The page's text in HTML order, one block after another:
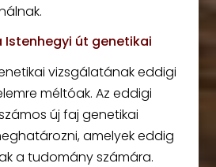
Istenhegyi út genetikai
vizsgálatának eddigi
méltóak. Az eddigi
új faj genetikai
amelyek eddig
a tudomány számára.